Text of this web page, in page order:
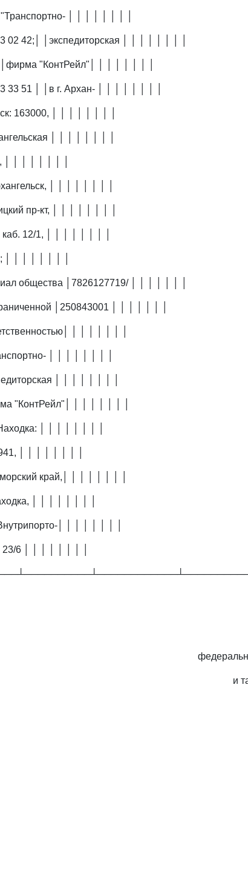
│ │ │ │ │ │ │ │
02 42;│ │экспедиторская │ │ │ │ │ │ │ │
"КонтРейл"│ │ │ │ │ │ │ │
33 51 │ │в г. Архан- │ │ │ │ │ │ │ │
163000, │ │ │ │ │ │ │ │
│ │ │ │ │ │ │ │
│ │ │ │ │ │ │ │
│ │ │ │ │ │ │ │
пр-кт, │ │ │ │ │ │ │ │
12/1, │ │ │ │ │ │ │ │
│ │ │ │ │ │ │ │
общества │7826127719/ │ │ │ │ │ │ │
│250843001 │ │ │ │ │ │ │
│ │ │ │ │ │ │
│ │ │ │ │ │ │ │
│ │ │ │ │ │ │ │
"КонтРейл"│ │ │ │ │ │ │ │
│ │ │ │ │ │ │ │
│ │ │ │ │ │ │ │
край,│ │ │ │ │ │ │ │
│ │ │ │ │ │ │ │
│ │ │ │ │ │ │ │
6 │ │ │ │ │ │ │ │
и